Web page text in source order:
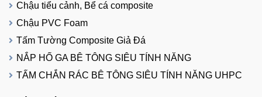
Chậu tiểu cảnh, Bể cá composite
Chậu PVC Foam
Tấm Tường Composite Giả Đá
NẮP HỐ GA BÊ TÔNG SIÊU TÍNH NĂNG
TẤM CHẮN RÁC BÊ TÔNG SIÊU TÍNH NĂNG UHPC